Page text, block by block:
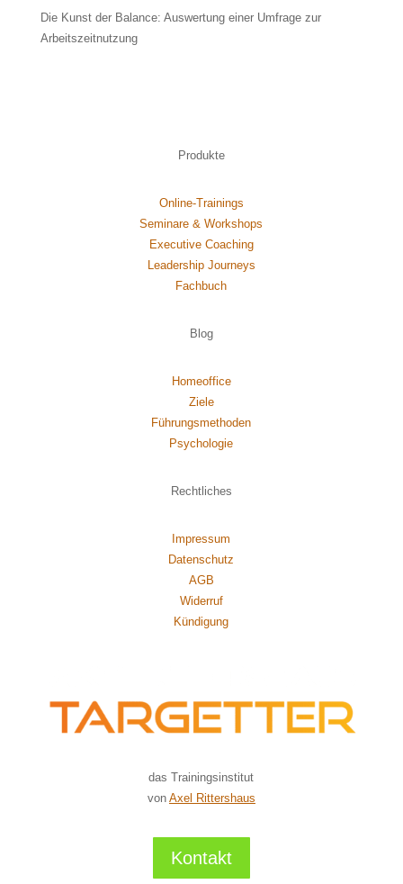
Die Kunst der Balance: Auswertung einer Umfrage zur
Arbeitszeitnutzung
Produkte
Online-Trainings
Seminare & Workshops
Executive Coaching
Leadership Journeys
Fachbuch
Blog
Homeoffice
Ziele
Führungsmethoden
Psychologie
Rechtliches
Impressum
Datenschutz
AGB
Widerruf
Kündigung
das Trainingsinstitut
von Axel Rittershaus
Kontakt